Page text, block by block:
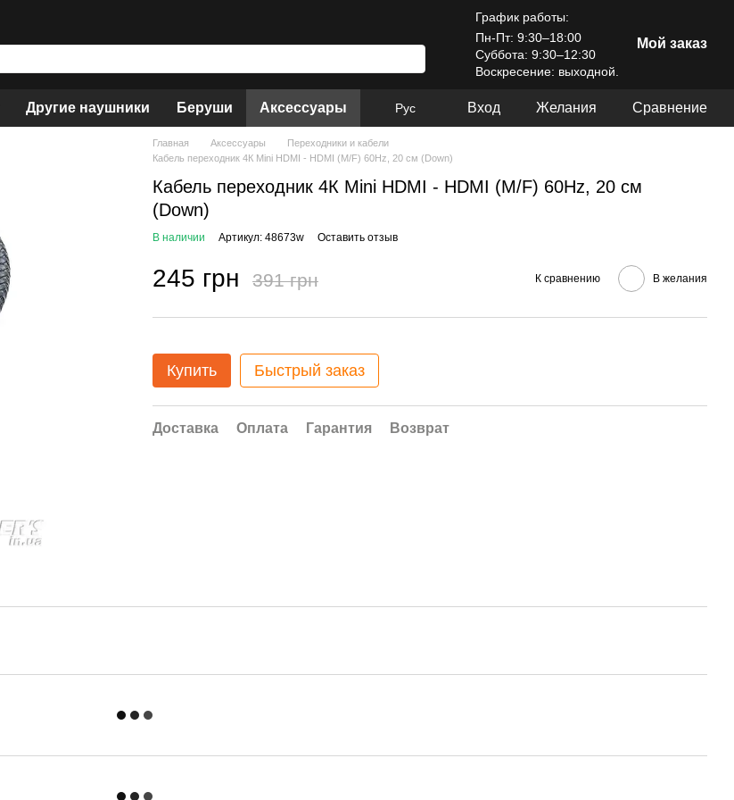
График работы:
Пн-Пт: 9:30–18:00
Суббота: 9:30–12:30
Воскресение: выходной.
Мой заказ
Другие наушники Беруши Аксессуары Рус Вход Желания Сравнение
Главная Аксессуары
Переходники и кабели
Кабель переходник 4К Mini HDMI - HDMI (M/F) 60Hz, 20 см (Down)
Кабель переходник 4К Mini HDMI - HDMI (M/F) 60Hz, 20 см
(Down)
В наличии Артикул: 48673w Оставить отзыв
245 грн 391 грн К сравнению В желания
Купить Быстрый заказ
Доставка Оплата Гарантия Возврат